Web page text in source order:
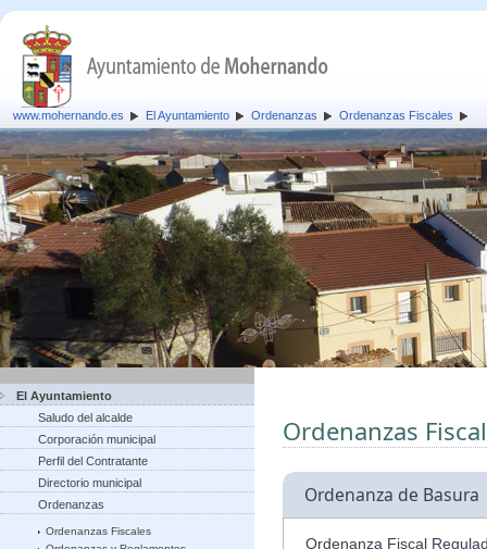
www.mohernando.es El Ayuntamiento Ordenanzas Ordenanzas Fiscales
El Ayuntamiento
Saludo del alcalde
Corporación municipal
Perfil del Contratante
Directorio municipal
Ordenanzas
Ordenanzas Fiscales
Ordenanzas
Ordenanza de Basura
Ordenanza Fiscal